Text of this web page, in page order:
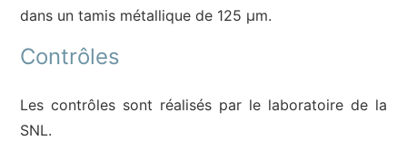
dans un tamis métallique de 125 µm.
Contrôles
Les contrôles sont réalisés par le laboratoire de la
SNL.